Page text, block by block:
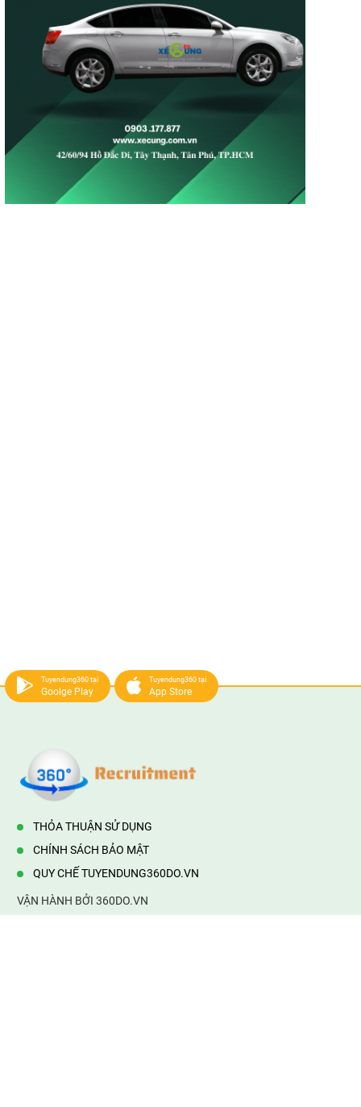
Tuyendung360 tại
Goolge Play
Tuyendung360 tại
App Store
THỎA THUẬN SỬ DỤNG
CHÍNH SÁCH BẢO MẬT
QUY CHẾ TUYENDUNG360DO.VN
VẬN HÀNH BỞI 360DO.VN